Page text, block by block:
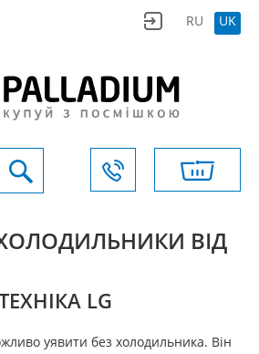
RU UK
ВІД
LG
уявити без холодильника. Він